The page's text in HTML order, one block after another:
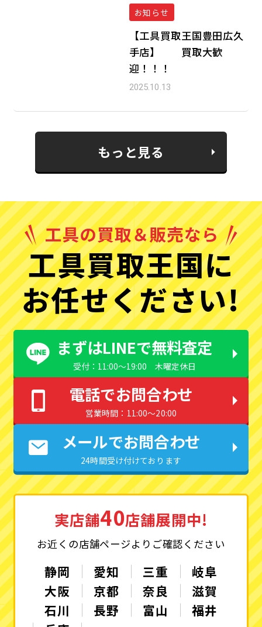
お知らせ
【工具買取王国豊田広久
手店】 買取大歓
迎！！！
2025.10.13
もっと見る
工具買取王国に
お任せください!
まずはLINEで無料査定
受付：11:00〜19:00 木曜定休日
電話でお問合わせ
営業時間：11:00〜20:00
メールでお問合わせ
24時間受け付けております
実店舗40店舗展開中!
お近くの店舗ページよりご確認ください
静岡 愛知 三重
岐阜
大阪
京都 奈良
滋賀
石川
長野 富山
福井